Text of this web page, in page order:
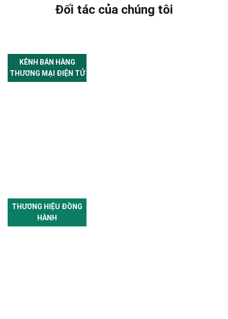
Đối tác của chúng tôi
KÊNH BÁN HÀNG
THƯƠNG MẠI ĐIỆN TỬ
THƯƠNG HIỆU ĐỒNG
HÀNH